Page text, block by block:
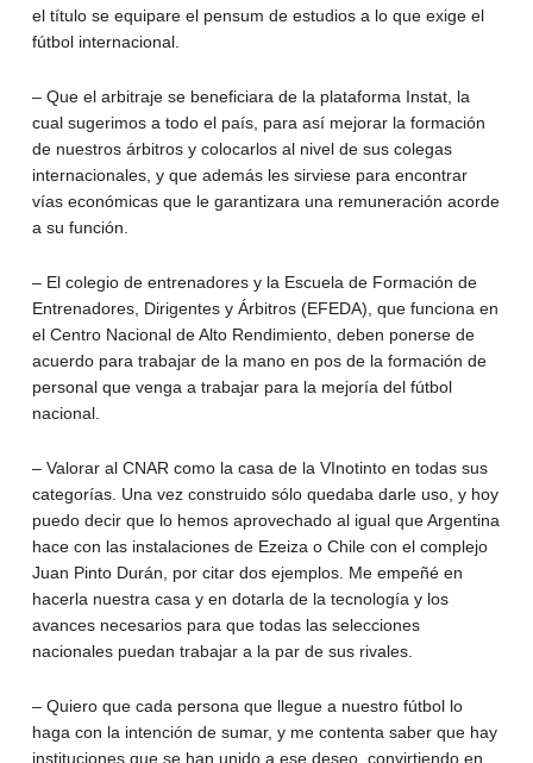
el título se equipare el pensum de estudios a lo que exige el
fútbol internacional.
– Que el arbitraje se beneficiara de la plataforma Instat, la
cual sugerimos a todo el país, para así mejorar la formación
de nuestros árbitros y colocarlos al nivel de sus colegas
internacionales, y que además les sirviese para encontrar
vías económicas que le garantizara una remuneración acorde
a su función.
– El colegio de entrenadores y la Escuela de Formación de
Entrenadores, Dirigentes y Árbitros (EFEDA), que funciona en
el Centro Nacional de Alto Rendimiento, deben ponerse de
acuerdo para trabajar de la mano en pos de la formación de
personal que venga a trabajar para la mejoría del fútbol
nacional.
– Valorar al CNAR como la casa de la VInotinto en todas sus
categorías. Una vez construido sólo quedaba darle uso, y hoy
puedo decir que lo hemos aprovechado al igual que Argentina
hace con las instalaciones de Ezeiza o Chile con el complejo
Juan Pinto Durán, por citar dos ejemplos. Me empeñé en
hacerla nuestra casa y en dotarla de la tecnología y los
avances necesarios para que todas las selecciones
nacionales puedan trabajar a la par de sus rivales.
– Quiero que cada persona que llegue a nuestro fútbol lo
haga con la intención de sumar, y me contenta saber que hay
instituciones que se han unido a ese deseo, convirtiendo en